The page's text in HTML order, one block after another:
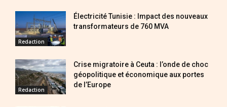
Redaction
Électricité Tunisie : Impact des nouveaux
transformateurs de 760 MVA
Redaction
Crise migratoire à Ceuta : l’onde de choc
géopolitique et économique aux portes
de l’Europe